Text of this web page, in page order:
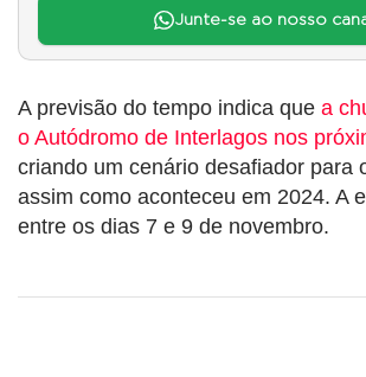
Junte-se ao nosso
A previsão do tempo indica que a
o Autódromo de Interlagos nos
criando um cenário desafiador para
assim como aconteceu em 2024. A
entre os dias 7 e 9 de novembro.